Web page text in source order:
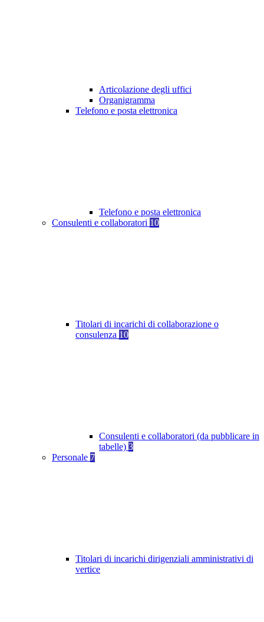
Articolazione degli uffici
Organigramma
Telefono e posta elettronica
Telefono e posta elettronica
Consulenti e collaboratori 10
Titolari di incarichi di collaborazione o
consulenza 10
Consulenti e collaboratori (da pubblicare in
tabelle) 3
Personale 7
Titolari di incarichi dirigenziali amministrativi di
vertice